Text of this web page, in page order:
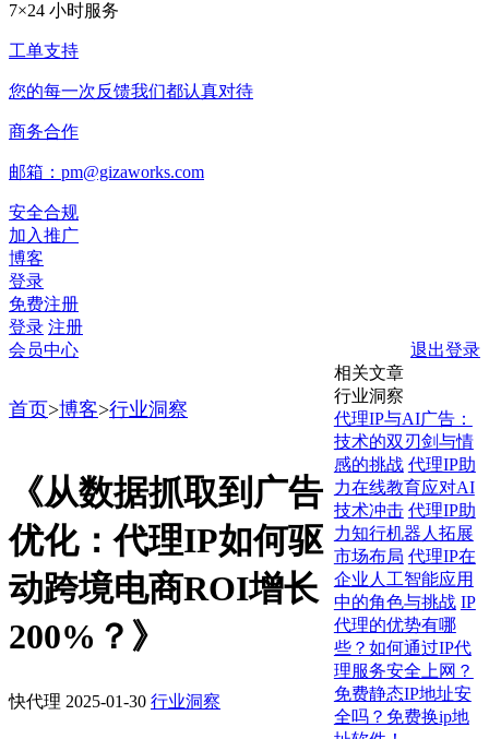
7×24 小时服务
工单支持
您的每一次反馈我们都认真对待
商务合作
邮箱：pm@gizaworks.com
安全合规
加入推广
博客
登录
免费注册
登录 注册
会员中心
退出登录
首页>博客>行业洞察
《从数据抓取到广告
优化：代理IP如何驱
动跨境电商ROI增长
200%？》
快代理 2025-01-30 行业洞察
相关文章
行业洞察
代理IP与AI广告：
技术的双刃剑与情
感的挑战 代理IP助
力在线教育应对AI
技术冲击 代理IP助
力知行机器人拓展
市场布局 代理IP在
企业人工智能应用
中的角色与挑战 IP
代理的优势有哪
些？如何通过IP代
理服务安全上网？
免费静态IP地址安
全吗？免费换ip地